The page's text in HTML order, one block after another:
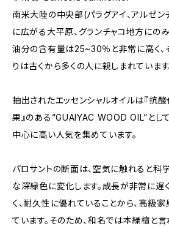
南米大陸の中央部(パラグアイ、アルゼン
に広がる大平原、グランチャコ地方にの
油分の含有量は25~30％と非常に高く
りは古くから多くの人に親しまれています
抽出されたエッセンシャルオイルは『抗
果』のある”GUAIYAC WOOD OIL”とし
中心に高い人気を集めています。
パロサントの断面は、空気に触れると科
な深緑色に変化します。成長が非常に遅
く、耐久性に優れていることから、高級
ています。そのため、和名では本緑檀と言